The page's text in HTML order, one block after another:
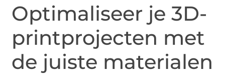
Optimaliseer je 3D-
printprojecten met
de juiste materialen